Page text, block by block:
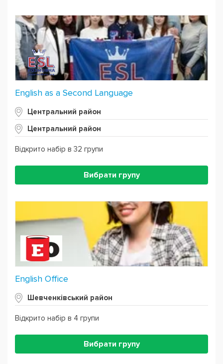
English as a Second Language
Центральний район
Центральний район
Відкрито набір в 32 групи
Вибрати групу
English Office
Шевченківський район
Відкрито набір в 4 групи
Вибрати групу